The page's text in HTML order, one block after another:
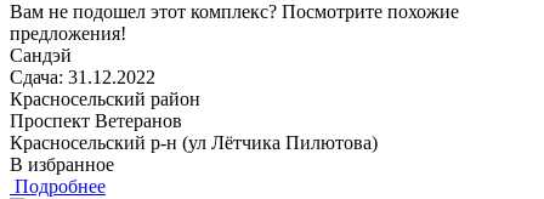
Вам не подошел этот комплекс? Посмотрите похожие
предложения!
Сандэй
Сдача: 31.12.2022
Красносельский район
Проспект Ветеранов
Красносельский р-н (ул Лётчика Пилютова)
В избранное
Подробнее